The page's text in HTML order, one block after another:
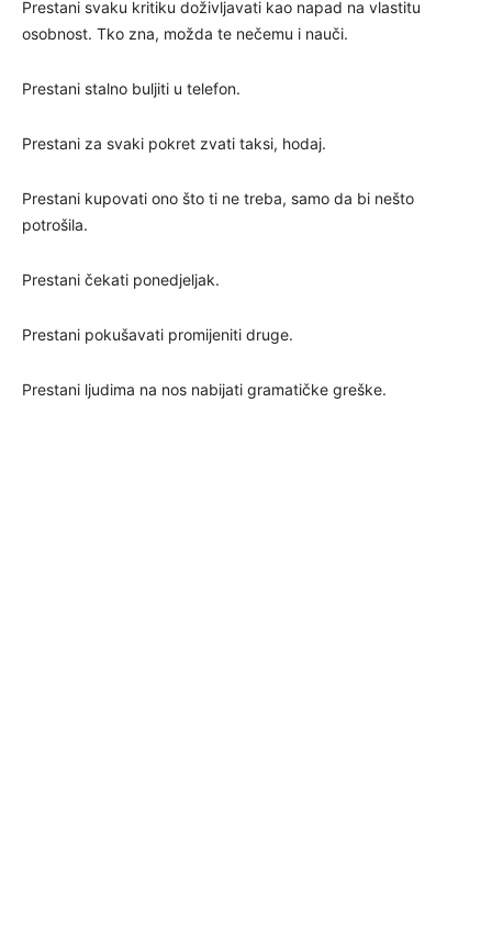
Prestani svaku kritiku doživljavati kao napad na vlastitu
osobnost. Tko zna, možda te nečemu i nauči.
Prestani stalno buljiti u telefon.
Prestani za svaki pokret zvati taksi, hodaj.
Prestani kupovati ono što ti ne treba, samo da bi nešto
potrošila.
Prestani čekati ponedjeljak.
Prestani pokušavati promijeniti druge.
Prestani ljudima na nos nabijati gramatičke greške.